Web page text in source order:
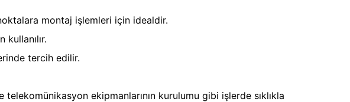
montaj işlemleri için idealdir.
kullanılır.
tercih edilir.
ekipmanlarının kurulumu gibi işlerde sıklıkla